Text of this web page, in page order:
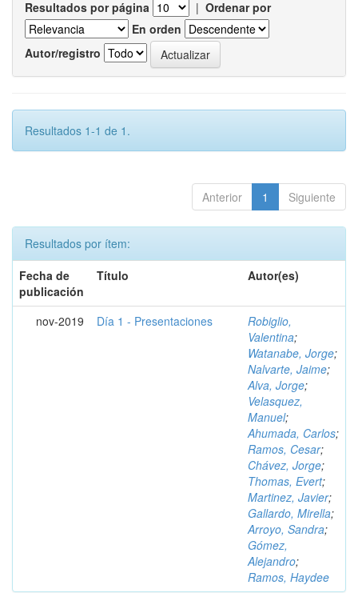
Resultados por página | Ordenar por
En orden
Autor/registro
Resultados 1-1 de 1.
Anterior 1 Siguiente
Resultados por ítem:
Fecha de
publicación
Título Autor(es)
nov-2019 Día 1 - Presentaciones
Robiglio,
Valentina;
Watanabe, Jorge;
Nalvarte, Jaime;
Alva, Jorge;
Velasquez,
Manuel;
Ahumada, Carlos;
Ramos, Cesar;
Chávez, Jorge;
Thomas, Evert;
Martinez, Javier;
Gallardo, Mirella;
Arroyo, Sandra;
Gómez,
Alejandro;
Ramos, Haydee